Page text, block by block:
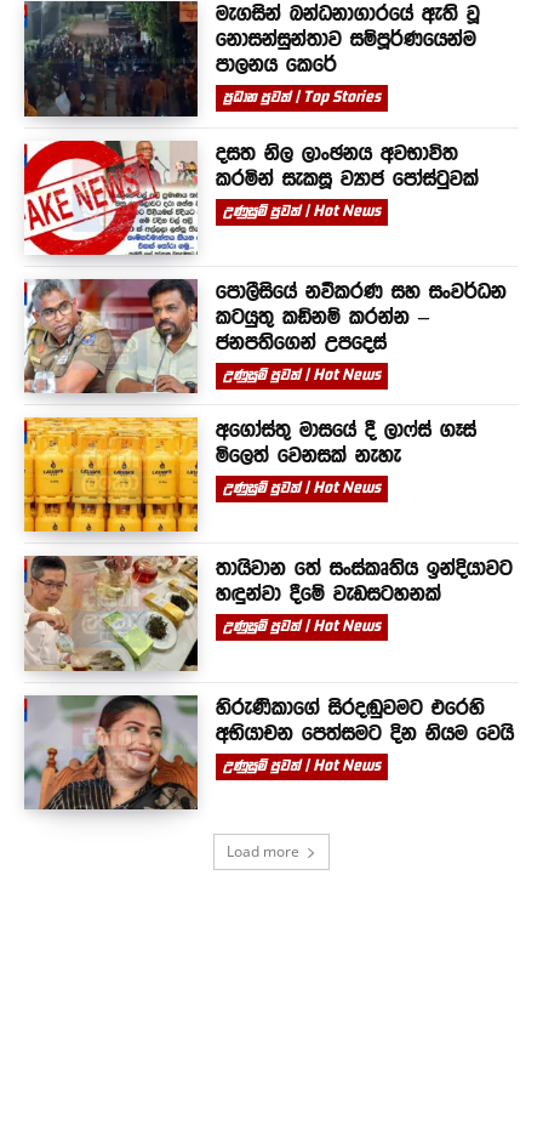
මැගසින් බන්ධනාගාරයේ ඇති වූ
නොසන්සුන්තාව සම්පූර්ණයෙන්ම
පාලනය කෙරේ
ප්‍රධාන පුවත් | Top Stories
දසත නිල ලාංඡනය අවභාවිත
කරමින් සැකසූ ව්‍යාජ පෝස්ටුවක්
උණුසුම් පුවත් | Hot News
පොලීසියේ නවීකරණ සහ සංවර්ධන
කටයුතු කඩිනම් කරන්න –
ජනපතිගෙන් උපදෙස්
උණුසුම් පුවත් | Hot News
අගෝස්තු මාසයේ දී ලාෆ්ස් ගෑස්
මිලෙත් වෙනසක් නැහැ
උණුසුම් පුවත් | Hot News
තායිවාන තේ සංස්කෘතිය ඉන්දියාවට
හඳුන්වා දීමේ වැඩසටහනක්
උණුසුම් පුවත් | Hot News
හිරුණිකාගේ සිරදඬුවමට එරෙහි
අභියාචන පෙත්සමට දින නියම වෙයි
උණුසුම් පුවත් | Hot News
Load more